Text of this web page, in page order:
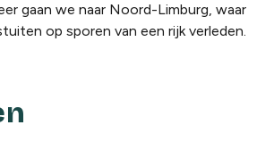
gaan we naar Noord-Limburg, waar
op sporen van een rijk verleden.